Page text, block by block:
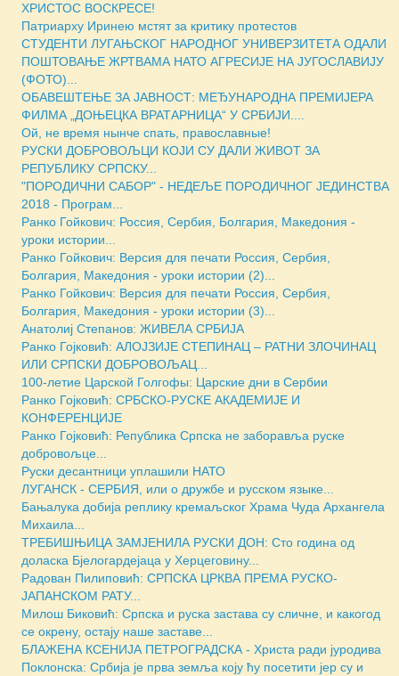
ХРИСТОС ВОСКРЕСЕ!
Патриарху Иринею мстят за критику протестов
СТУДЕНТИ ЛУГАЊСКОГ НАРОДНОГ УНИВЕРЗИТЕТА ОДАЛИ
ПОШТОВАЊЕ ЖРТВАМА НАТО АГРЕСИЈЕ НА ЈУГОСЛАВИЈУ
(ФОТО)...
ОБАВЕШТЕЊЕ ЗА ЈАВНОСТ: МЕЂУНАРОДНА ПРЕМИЈЕРА
ФИЛМА „ДОЊЕЦКА ВРАТАРНИЦА“ У СРБИЈИ....
Ой, не время нынче спать, православные!
РУСКИ ДОБРОВОЉЦИ КОЈИ СУ ДАЛИ ЖИВОТ ЗА
РЕПУБЛИКУ СРПСКУ...
"ПОРОДИЧНИ САБОР" - НЕДЕЉE ПОРОДИЧНОГ ЈЕДИНСТВА
2018 - Програм...
Ранко Гойкович: Россия, Сербия, Болгария, Македония -
уроки истории...
Ранко Гойкович: Версия для печати Россия, Сербия,
Болгария, Македония - уроки истории (2)...
Ранко Гойкович: Версия для печати Россия, Сербия,
Болгария, Македония - уроки истории (3)...
Анатолиј Степанов: ЖИВЕЛА СРБИЈА
Ранко Гојковић: АЛОЈЗИЈЕ СТЕПИНАЦ – РАТНИ ЗЛОЧИНАЦ
ИЛИ СРПСКИ ДОБРОВОЉАЦ...
100-летие Царской Голгофы: Царские дни в Сербии
Ранко Гојковић: СРБСКО-РУСКЕ АКАДЕМИЈЕ И
КОНФЕРЕНЦИЈЕ
Ранко Гојковић: Република Српска не заборавља руске
добровољце...
Руски десантници уплашили НАТО
ЛУГАНСК - СЕРБИЯ, или о дружбе и русском языке...
Бањалука добија реплику кремаљског Храма Чуда Архангела
Михаила...
ТРЕБИШЊИЦА ЗАМЈЕНИЛА РУСКИ ДОН: Сто година од
доласка Бјелогардејаца у Херцеговину...
Радован Пилиповић: СРПСКА ЦРКВА ПРЕМА РУСКО-
ЈАПАНСКОМ РАТУ...
Милош Биковић: Српска и руска застава су сличне, и какогод
се окрену, остају наше заставе...
БЛАЖЕНА КСЕНИЈА ПЕТРОГРАДСКА - Христа ради јуродива
Поклонска: Србија је прва земља коју ћу посетити јер су и